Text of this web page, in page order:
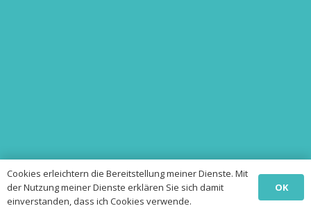
Cookies erleichtern die Bereitstellung meiner Dienste. Mit
der Nutzung meiner Dienste erklären Sie sich damit
einverstanden, dass ich Cookies verwende.
OK